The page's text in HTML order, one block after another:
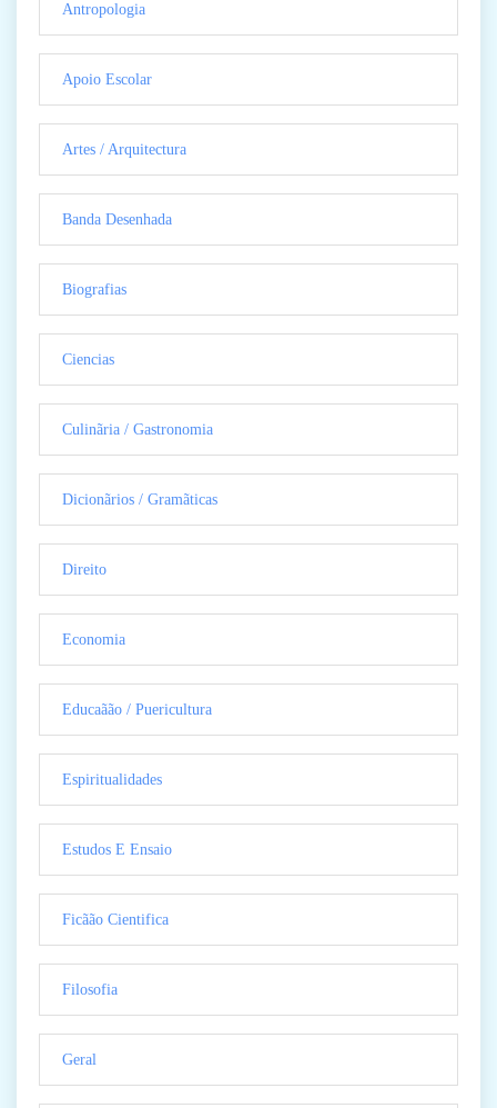
Antropologia
Apoio Escolar
Artes / Arquitectura
Banda Desenhada
Biografias
Ciencias
Culinãria / Gastronomia
Dicionãrios / Gramãticas
Direito
Economia
Educaãão / Puericultura
Espiritualidades
Estudos E Ensaio
Ficãão Cientifica
Filosofia
Geral